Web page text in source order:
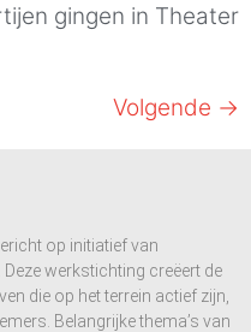
gingen in Theater
Volgende →
op initiatief van
Deze werkstichting creëert de
die op het terrein actief zijn,
Belangrijke thema’s van